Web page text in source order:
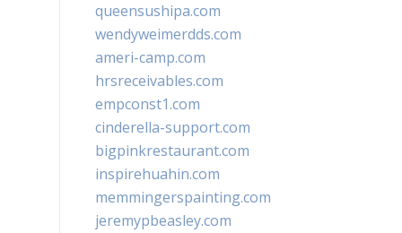
queensushipa.com
wendyweimerdds.com
ameri-camp.com
hrsreceivables.com
empconst1.com
cinderella-support.com
bigpinkrestaurant.com
inspirehuahin.com
memmingerspainting.com
jeremypbeasley.com